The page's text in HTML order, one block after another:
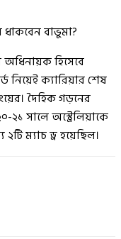
হিসেবে
নিয়েই ক্যারিয়ার শেষ
দৈহিক গড়নের
২১ সালে অস্ট্রেলিয়াকে
ম্যাচ ড্র হয়েছিল।